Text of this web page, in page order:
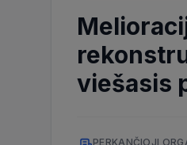
viešasis
PERKANČIOJI